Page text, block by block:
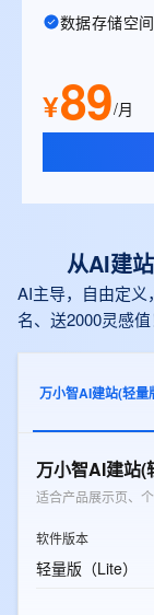
数据存储空
¥89/月
从AI建
AI主导，自由定
名、送2000灵感值
万小智AI建站(轻量
万小智AI建站(
适合产品展示页、
软件版本
轻量版（Lite）